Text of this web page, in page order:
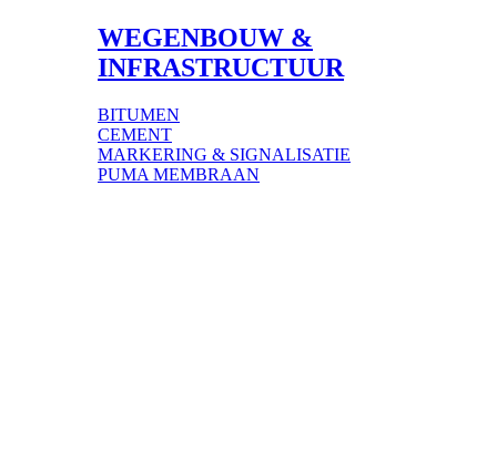
WEGENBOUW &
INFRASTRUCTUUR
BITUMEN
CEMENT
MARKERING & SIGNALISATIE
PUMA MEMBRAAN